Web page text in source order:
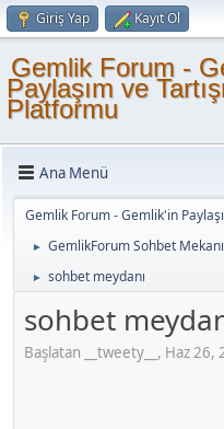
Giriş Yap Kayıt Ol
Gemlik Forum -
Paylaşım ve
Platformu
Ana Menü
Gemlik Forum - Gemlik'in
► GemlikForum Sohbet Mekanı
► sohbet meydanı
sohbet
Başlatan __tweety__, Haz 26,